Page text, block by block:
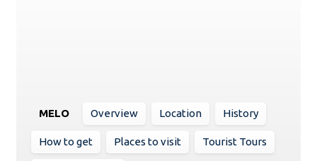
MELO Overview Location History
How to get Places to visit Tourist Tours